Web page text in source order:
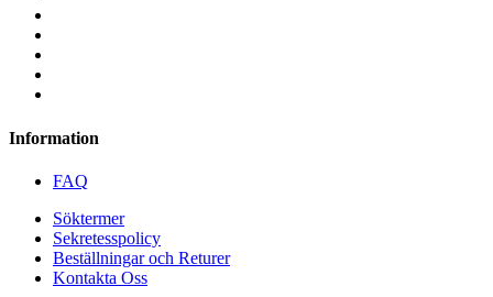
Information
FAQ
Söktermer
Sekretesspolicy
Beställningar och Returer
Kontakta Oss